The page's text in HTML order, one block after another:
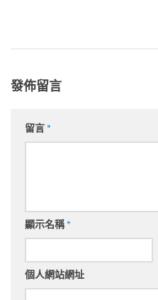
發佈留言
留言*
顯示名稱*
個人網站網址